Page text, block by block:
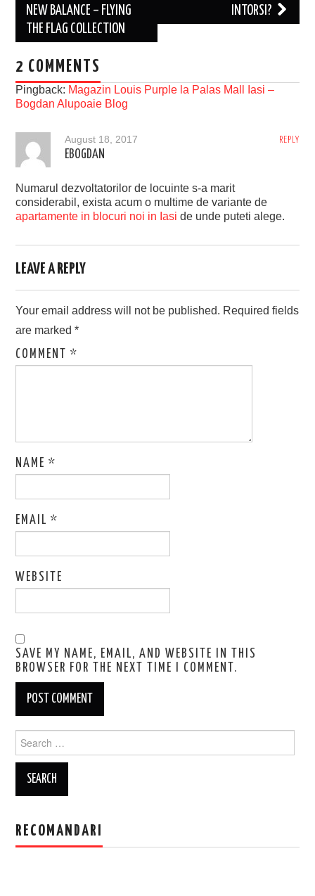
navigation
NEW BALANCE – FLYING
THE FLAG COLLECTION
INTORSI?
2 COMMENTS
Pingback: Magazin Louis Purple la Palas Mall Iasi –
Bogdan Alupoaie Blog
REPLY
August 18, 2017
EBOGDAN
Numarul dezvoltatorilor de locuinte s-a marit
considerabil, exista acum o multime de variante de
apartamente in blocuri noi in Iasi de unde puteti alege.
LEAVE A REPLY
Your email address will not be published. Required fields
are marked*
COMMENT*
NAME*
EMAIL*
WEBSITE
SAVE MY NAME, EMAIL, AND WEBSITE IN THIS
BROWSER FOR THE NEXT TIME I COMMENT.
for:
RECOMANDARI